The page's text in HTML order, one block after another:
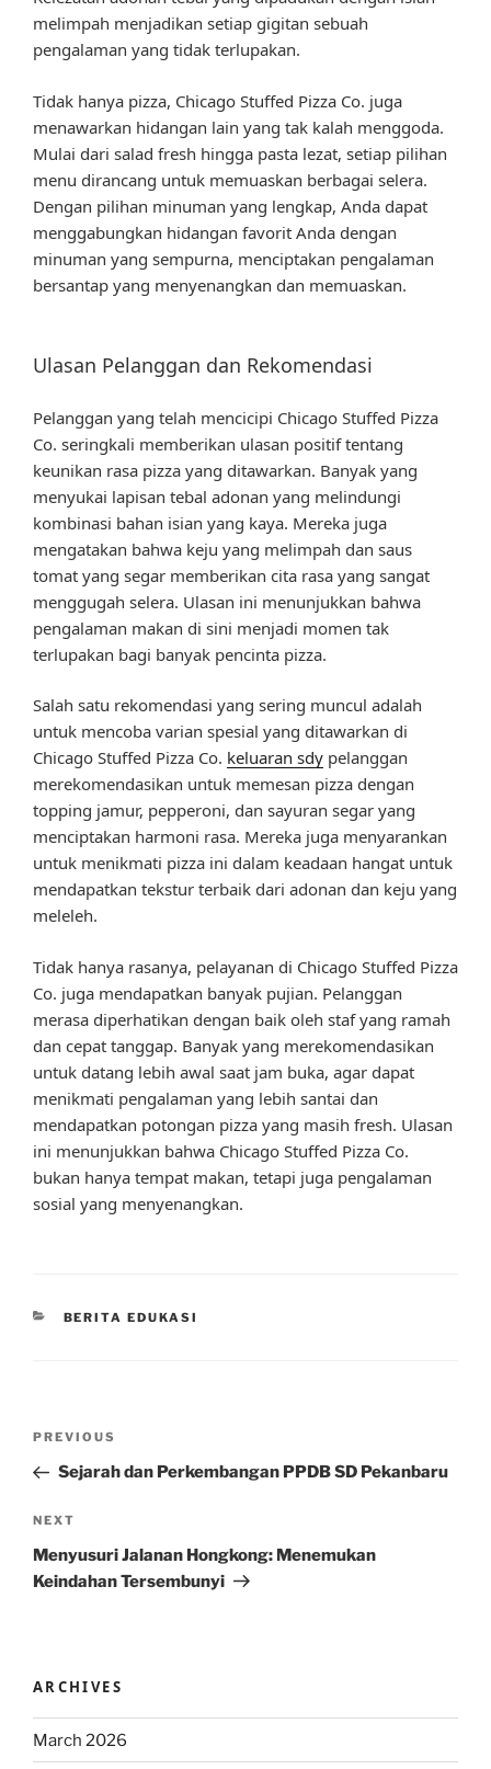
melimpah menjadikan setiap gigitan sebuah
pengalaman yang tidak terlupakan.
Tidak hanya pizza, Chicago Stuffed Pizza Co. juga
menawarkan hidangan lain yang tak kalah menggoda.
Mulai dari salad fresh hingga pasta lezat, setiap pilihan
menu dirancang untuk memuaskan berbagai selera.
Dengan pilihan minuman yang lengkap, Anda dapat
menggabungkan hidangan favorit Anda dengan
minuman yang sempurna, menciptakan pengalaman
bersantap yang menyenangkan dan memuaskan.
Ulasan Pelanggan dan Rekomendasi
Pelanggan yang telah mencicipi Chicago Stuffed Pizza
Co. seringkali memberikan ulasan positif tentang
keunikan rasa pizza yang ditawarkan. Banyak yang
menyukai lapisan tebal adonan yang melindungi
kombinasi bahan isian yang kaya. Mereka juga
mengatakan bahwa keju yang melimpah dan saus
tomat yang segar memberikan cita rasa yang sangat
menggugah selera. Ulasan ini menunjukkan bahwa
pengalaman makan di sini menjadi momen tak
terlupakan bagi banyak pencinta pizza.
Salah satu rekomendasi yang sering muncul adalah
untuk mencoba varian spesial yang ditawarkan di
Chicago Stuffed Pizza Co. keluaran sdy pelanggan
merekomendasikan untuk memesan pizza dengan
topping jamur, pepperoni, dan sayuran segar yang
menciptakan harmoni rasa. Mereka juga menyarankan
untuk menikmati pizza ini dalam keadaan hangat untuk
mendapatkan tekstur terbaik dari adonan dan keju yang
meleleh.
Tidak hanya rasanya, pelayanan di Chicago Stuffed Pizza
Co. juga mendapatkan banyak pujian. Pelanggan
merasa diperhatikan dengan baik oleh staf yang ramah
dan cepat tanggap. Banyak yang merekomendasikan
untuk datang lebih awal saat jam buka, agar dapat
menikmati pengalaman yang lebih santai dan
mendapatkan potongan pizza yang masih fresh. Ulasan
ini menunjukkan bahwa Chicago Stuffed Pizza Co.
bukan hanya tempat makan, tetapi juga pengalaman
sosial yang menyenangkan.
CATEGORIES
BERITA EDUKASI
Previous
Post
PREVIOUS
Sejarah dan Perkembangan PPDB SD Pekanbaru
Next
Post
NEXT
Menyusuri Jalanan Hongkong: Menemukan
Keindahan Tersembunyi
ARCHIVES
March 2026